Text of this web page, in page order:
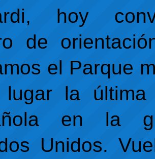
hoy
de
el Parque
lugar la última
en la
Unidos.